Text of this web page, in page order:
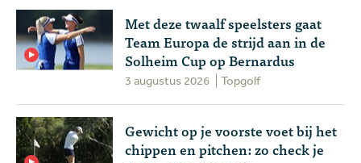
Met deze twaalf speelsters gaat
Team Europa de strijd aan in de
Solheim Cup op Bernardus
3 augustus 2026 Topgolf
Gewicht op je voorste voet bij het
chippen en pitchen: zo check je